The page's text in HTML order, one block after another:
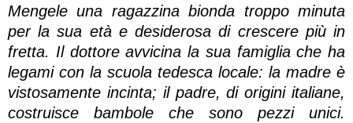
Mengele una ragazzina bionda troppo minuta
per la sua età e desiderosa di crescere più in
fretta. Il dottore avvicina la sua famiglia che ha
legami con la scuola tedesca locale: la madre è
vistosamente incinta; il padre, di origini italiane,
costruisce bambole che sono pezzi unici.